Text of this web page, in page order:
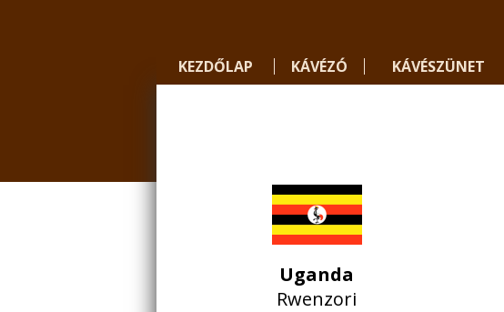
KEZDŐLAP KÁVÉZÓ KÁVÉSZÜNET
Uganda
Rwenzori